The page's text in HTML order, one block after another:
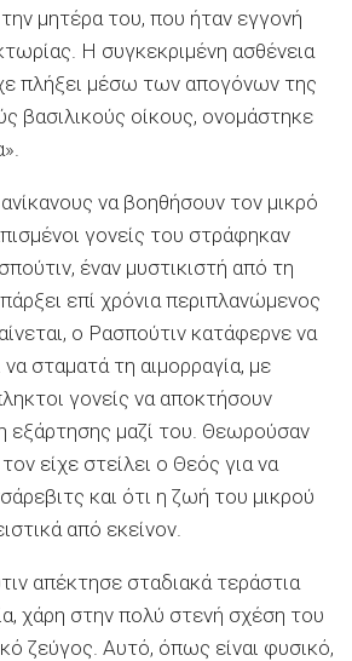
μητέρα του, που ήταν εγγονή
Η συγκεκριμένη ασθένεια
πλήξει μέσω των απογόνων της
βασιλικούς οίκους, ονομάστηκε
να βοηθήσουν τον μικρό
γονείς του στράφηκαν
έναν μυστικιστή από τη
επί χρόνια περιπλανώμενος
ο Ρασπούτιν κατάφερνε να
να σταματά τη αιμορραγία, με
γονείς να αποκτήσουν
εξάρτησης μαζί του. Θεωρούσαν
είχε στείλει ο Θεός για να
και ότι η ζωή του μικρού
από εκείνον.
απέκτησε σταδιακά τεράστια
χάρη στην πολύ στενή σχέση του
ζεύγος. Αυτό, όπως είναι φυσικό,